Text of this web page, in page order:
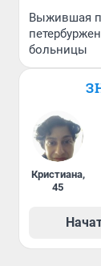
Выжившая
больницы
Кристиана,
45